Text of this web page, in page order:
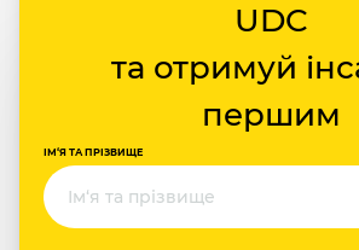
UDC
та отримуй
першим
ІМ‘Я ТА ПРІЗВИЩЕ